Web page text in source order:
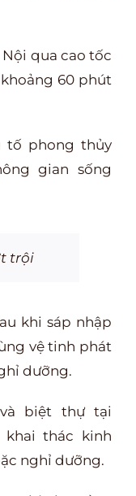
qua cao tốc
60 phút
tố phong thủy
gian sống
trội
khi sáp nhập
vệ tinh phát
dưỡng.
và biệt thự tại
thác kinh
nghỉ dưỡng.